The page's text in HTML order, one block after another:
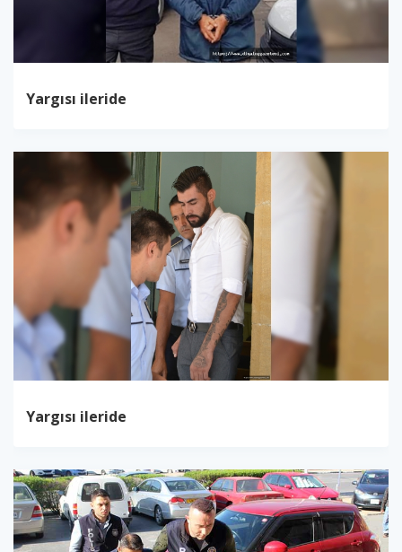
Yargısı ileride
Yargısı ileride